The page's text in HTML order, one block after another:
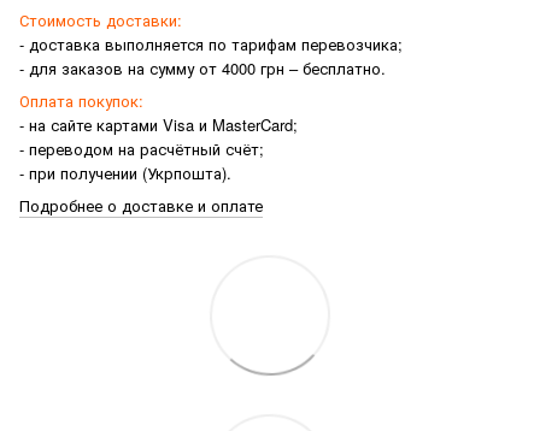
Стоимость доставки:
- доставка выполняется по тарифам перевозчика;
- для заказов на сумму от 4000 грн – бесплатно.
Оплата покупок:
- на сайте картами Visa и MasterCard;
- переводом на расчётный счёт;
- при получении (Укрпошта).
Подробнее о доставке и оплате